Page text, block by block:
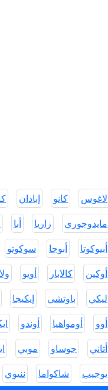
لاغوس كانو إبادان
مايدوجوري
زاريا أبا
أبيوكوتا
أبوجا سوكوتو
أوكين
كالابار أويو
ليكي
باوتشي إيكيجا
أوو
أومواهيا أوندو
أتاني
جوساو موبي
يوجيب
شاكواما ننيوي